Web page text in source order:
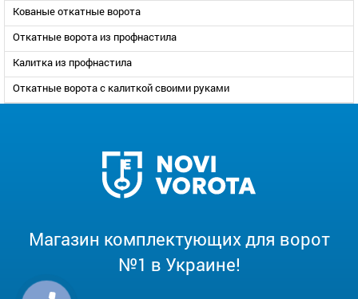
Кованые откатные ворота
Откатные ворота из профнастила
Калитка из профнастила
Откатные ворота с калиткой своими руками
Магазин комплектующих для ворот
№1 в Украине!